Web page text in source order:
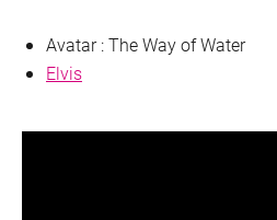
Avatar : The Way of Water
Elvis